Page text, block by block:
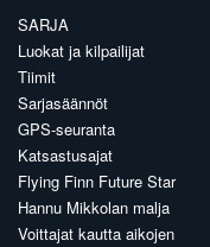
SARJA
Luokat ja kilpailijat
Tiimit
Sarjasäännöt
GPS-seuranta
Katsastusajat
Flying Finn Future Star
Hannu Mikkolan malja
Voittajat kautta aikojen